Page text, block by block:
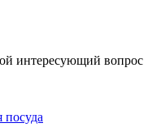
интересующий вопрос
посуда